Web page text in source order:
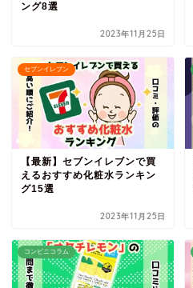
ング8選
2023年11月25日
セブンイレブン
【最新】セブンイレブンで買
えるおすすめ化粧水ランキン
グ15選
2023年11月25日
コンビニコラム